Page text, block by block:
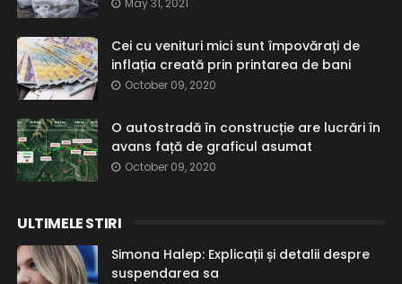
Cei cu venituri mici sunt împovărați de
inflația creată prin printarea de bani
October 09, 2020
O autostradă în construcție are lucrări în
avans față de graficul asumat
October 09, 2020
ULTIMELE STIRI
Simona Halep: Explicații și detalii despre
suspendarea sa